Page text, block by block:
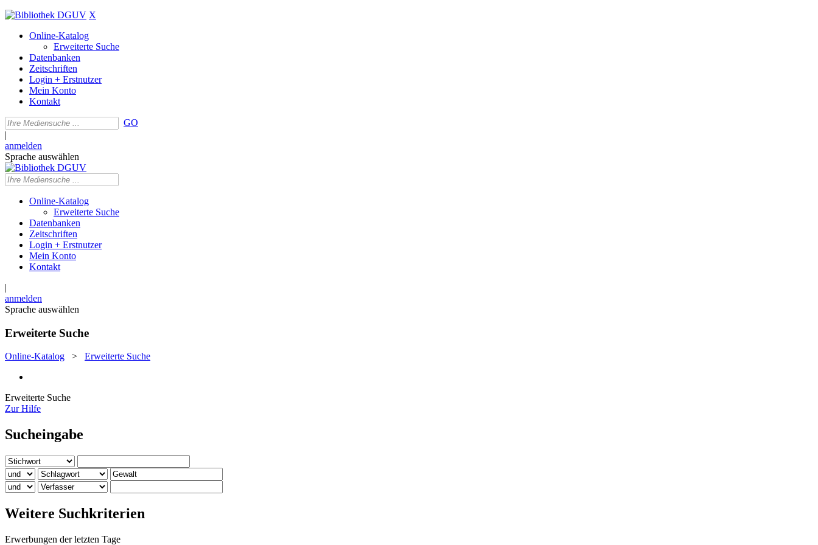
X
Online-Katalog
Erweiterte Suche
Datenbanken
Zeitschriften
Login + Erstnutzer
Mein Konto
Kontakt
GO
|
anmelden
Sprache auswählen
Online-Katalog
Erweiterte Suche
Datenbanken
Zeitschriften
Login + Erstnutzer
Mein Konto
Kontakt
|
anmelden
Sprache auswählen
Erweiterte Suche
Online-Katalog > Erweiterte Suche
Erweiterte Suche
Zur Hilfe
Sucheingabe
Weitere Suchkriterien
Erwerbungen der letzten Tage